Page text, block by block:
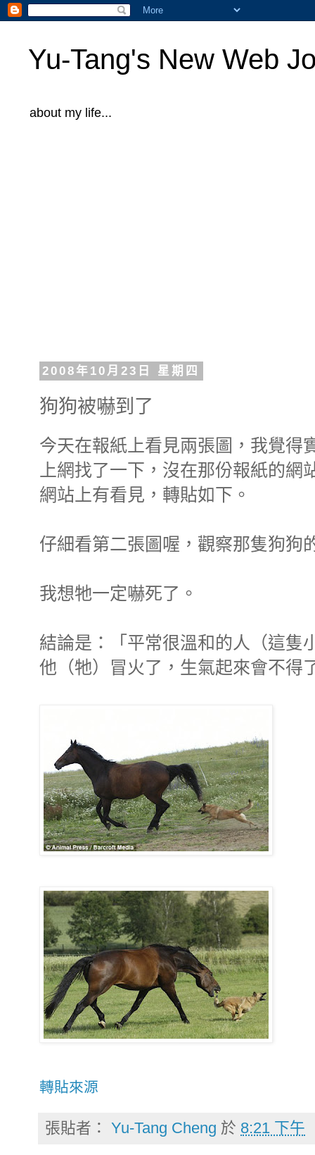
Yu-Tang's New Web
about my life...
2008年10月23日 星期四
狗狗被嚇到了
今天在報紙上看見兩張圖，我覺得
上網找了一下，沒在那份報紙的
網站上有看見，轉貼如下。
仔細看第二張圖喔，觀察那隻狗狗
我想牠一定嚇死了。
結論是：「平常很溫和的人（這
他（牠）冒火了，生氣起來會不得
轉貼來源
張貼者： Yu-Tang Cheng 於 8:21 下午